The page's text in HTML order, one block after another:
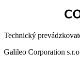
Technický
Galileo Corporation